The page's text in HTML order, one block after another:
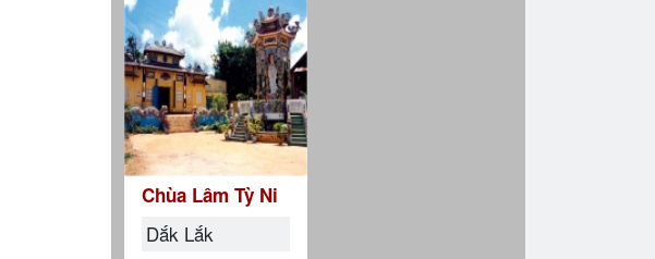
Chùa Lâm Tỳ Ni
Dắk Lắk